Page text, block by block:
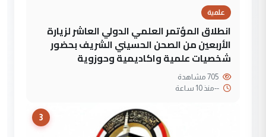
علمية
انطلاق المؤتمر العلمي الدولي العاشر لزيارة
الأربعين من الصحن الحسيني الشريف بحضور
شخصيات علمية واكاديمية وحوزوية
--منذ 10 ساعة
3